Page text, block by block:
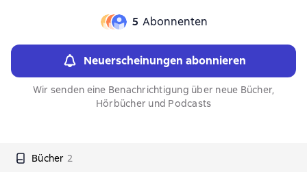
5 Abonnenten
Neuerscheinungen abonnieren
Wir senden eine Benachrichtigung über neue Bücher,
Hörbücher und Podcasts
Bücher 2